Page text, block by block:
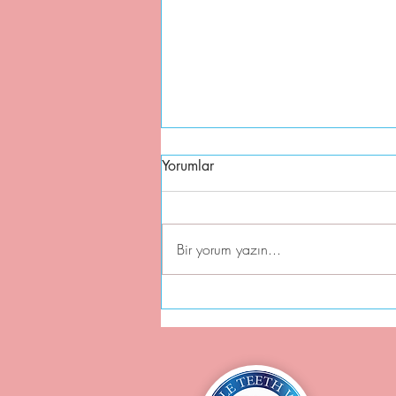
Aşınma Yapar mı? Cevap?
Yorumlar
Bir yorum yazın...